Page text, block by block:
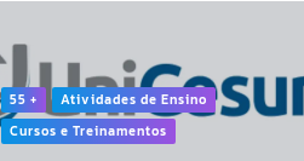
55 +
Atividades de Ensino
Cursos e Treinamentos